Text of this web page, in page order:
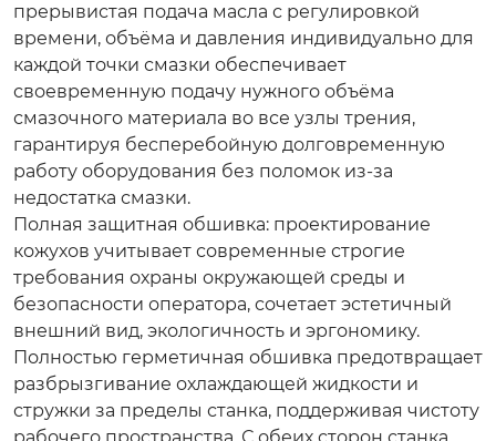
прерывистая подача масла с регулировкой
времени, объёма и давления индивидуально для
каждой точки смазки обеспечивает
своевременную подачу нужного объёма
смазочного материала во все узлы трения,
гарантируя бесперебойную долговременную
работу оборудования без поломок из-за
недостатка смазки.
Полная защитная обшивка: проектирование
кожухов учитывает современные строгие
требования охраны окружающей среды и
безопасности оператора, сочетает эстетичный
внешний вид, экологичность и эргономику.
Полностью герметичная обшивка предотвращает
разбрызгивание охлаждающей жидкости и
стружки за пределы станка, поддерживая чистоту